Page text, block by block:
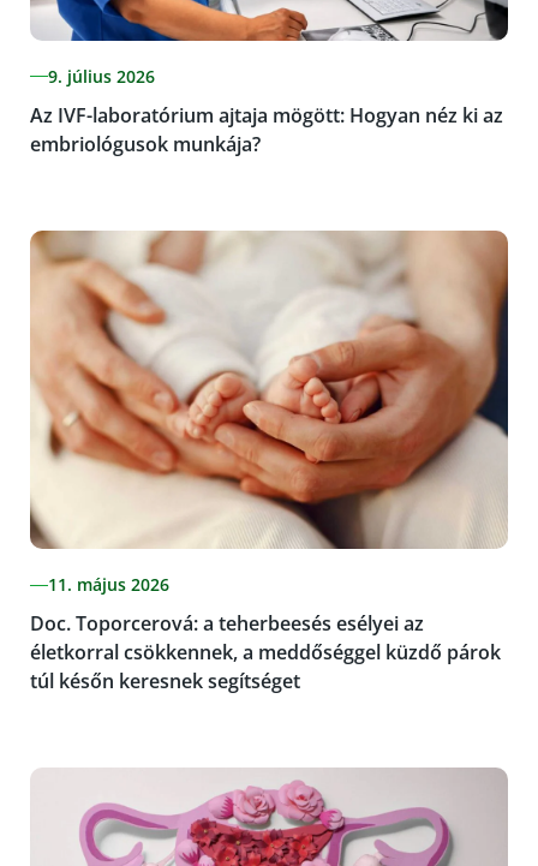
9. július 2026
Az IVF-laboratórium ajtaja mögött: Hogyan néz ki az
embriológusok munkája?
11. május 2026
Doc. Toporcerová: a teherbeesés esélyei az
életkorral csökkennek, a meddőséggel küzdő párok
túl későn keresnek segítséget